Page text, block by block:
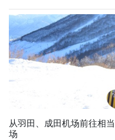
从羽田、成田机场前往相
场